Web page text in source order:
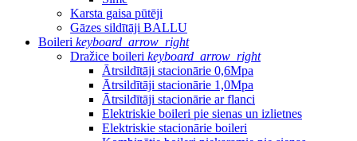
Karsta gaisa pūtēji
Gāzes sildītāji BALLU
Boileri keyboard_arrow_right
Dražice boileri keyboard_arrow_right
Ātrsildītāji stacionārie 0,6Mpa
Ātrsildītāji stacionārie 1,0Mpa
Ātrsildītāji stacionārie ar flanci
Elektriskie boileri pie sienas un izlietnes
Elektriskie stacionārie boileri